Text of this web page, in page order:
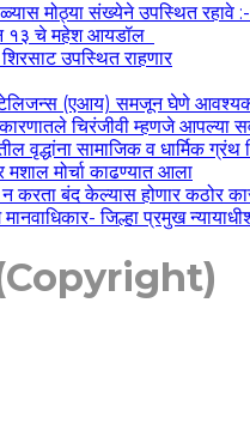
मोठ्या संख्येने उपस्थित रहावे
१३ चे महेश आयडॉल
उपस्थित राहणार
इंटेलिजन्स (एआय) समजून घेणे
चिरंजीवी म्हणजे आपल्या
वृद्धांना सामाजिक व धार्मिक ग्रंथ
मोर्चा काढण्यात आला
न करता बंद केल्यास होणार कठोर
जिल्हा प्रमुख
(Copyright)